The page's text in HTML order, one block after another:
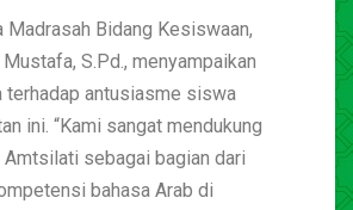
Madrasah Bidang Kesiswaan,
Mustafa, S.Pd., menyampaikan
terhadap antusiasme siswa
ini. “Kami sangat mendukung
Amtsilati sebagai bagian dari
bahasa Arab di